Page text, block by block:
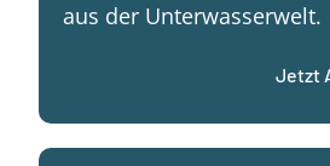
aus der Unterwasserwelt.
Jetzt